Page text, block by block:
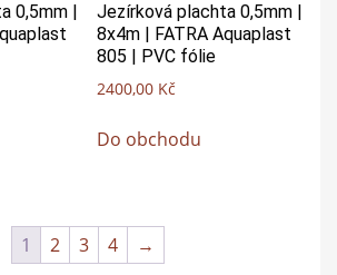
0,5mm |
Jezírková plachta 0,5mm |
8x4m | FATRA Aquaplast
805 | PVC fólie
2400,00 Kč
Do obchodu
1 2 3 4 →